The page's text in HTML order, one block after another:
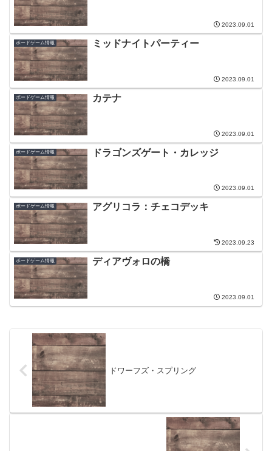
2023.09.01
ボードゲーム情報 ミッドナイトパーティー
2023.09.01
ボードゲーム情報 カテナ
2023.09.01
ボードゲーム情報 ドラゴンズゲート・カレッジ
2023.09.01
ボードゲーム情報 アグリコラ：チェコデッキ
2023.09.23
ボードゲーム情報 ディアヴォロの橋
2023.09.01
ドワーフズ・スプリング